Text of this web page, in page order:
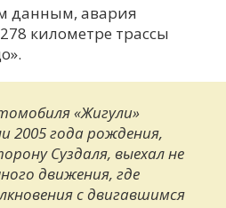
Х
Я
данным, авария
километре трассы
«Жигули»
2005 года рождения,
Суздаля, выехал не
движения, где
с двигавшимся